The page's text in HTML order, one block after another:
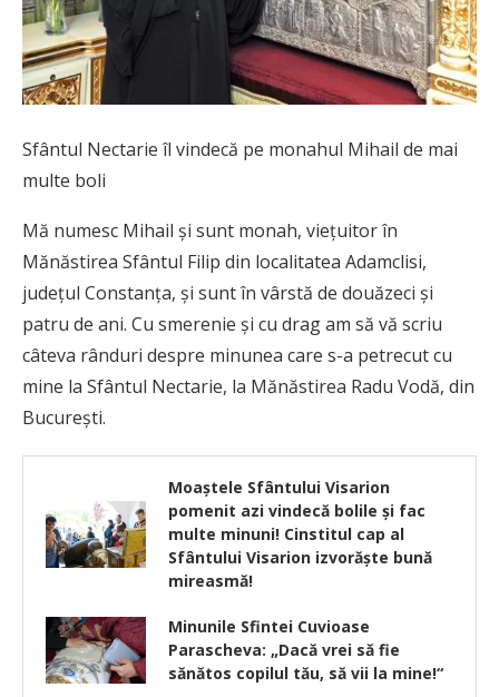
Sfântul Nectarie îl vindecă pe monahul Mihail de mai
multe boli
Mă numesc Mihail şi sunt monah, vieţuitor în
Mănăstirea Sfântul Filip din localitatea Adamclisi,
judeţul Constanţa, şi sunt în vârstă de douăzeci şi
patru de ani. Cu smerenie şi cu drag am să vă scriu
câteva rânduri despre minunea care s-a petrecut cu
mine la Sfântul Nectarie, la Mănăstirea Radu Vodă, din
Bucureşti.
Moaştele Sfântului Visarion
pomenit azi vindecă bolile şi fac
multe minuni! Cinstitul cap al
Sfântului Visarion izvorăşte bună
mireasmă!
Minunile Sfintei Cuvioase
Parascheva: „Dacă vrei să fie
sănătos copilul tău, să vii la mine!“